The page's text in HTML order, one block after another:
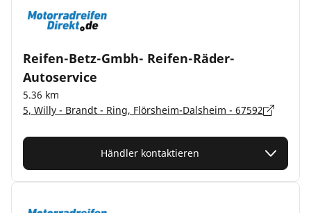
Reifen-Betz-Gmbh- Reifen-Räder-
Autoservice
5.36 km
5, Willy - Brandt - Ring, Flörsheim-Dalsheim - 67592
Händler kontaktieren